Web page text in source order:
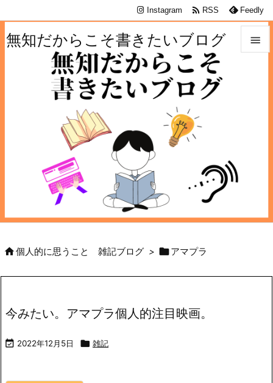
無知だからこそ書きたいブログ 
Instagram  RSS Feedly
個人的に思うこと 雑記ブログ > アマプラ
今みたい。アマプラ個人的注目映画。
 2022年12月5日  雑記